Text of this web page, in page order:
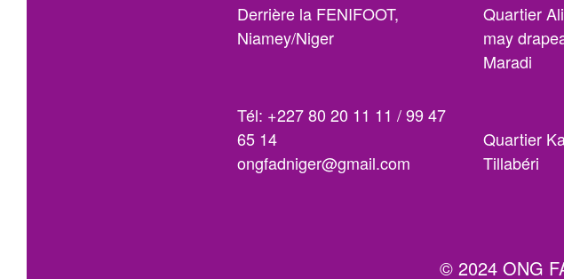
Derrière la FENIFOOT,
Niamey/Niger
Tél: +227 80 20 11 11 / 99 47
65 14
ongfadniger@gmail.com
Quartier
may
Maradi
Quartier
Tillabéri
© 2024 ONG